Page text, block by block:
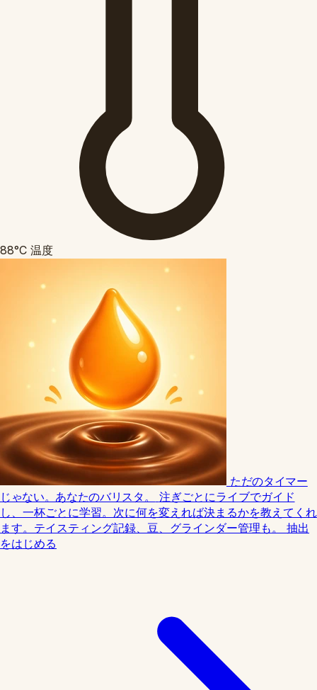
88°C 温度
ただのタイマー
じゃない。あなたのバリスタ。
注ぎごとにライブでガイド
し、一杯ごとに学習。次に何を変えれば決まるかを教えてくれ
ます。テイスティング記録、豆、グラインダー管理も。
抽出
をはじめる